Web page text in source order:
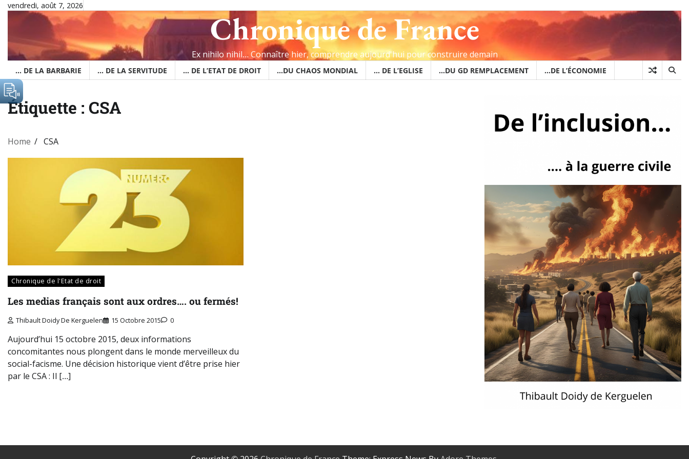
Skipvendredi, août 7, 2026
Chronique de France
Ex nihilo nihil… Connaître hier, comprendre aujourd'hui pour construire demain
… DE LA BARBARIE … DE LA SERVITUDE … DE L’ETAT DE DROIT …DU CHAOS MONDIAL … DE L’EGLISE …DU GD REMPLACEMENT …DE L’ÉCONOMIE
Étiquette : CSA
Home CSA
Chronique de l'Etat de droit
Les medias français sont aux ordres…. ou fermés!
Thibault Doidy De Kerguelen 15 Octobre 2015 0
Aujourd’hui 15 octobre 2015, deux informations
concomitantes nous plongent dans le monde merveilleux du
social-facisme. Une décision historique vient d’être prise hier
par le CSA : Il […]